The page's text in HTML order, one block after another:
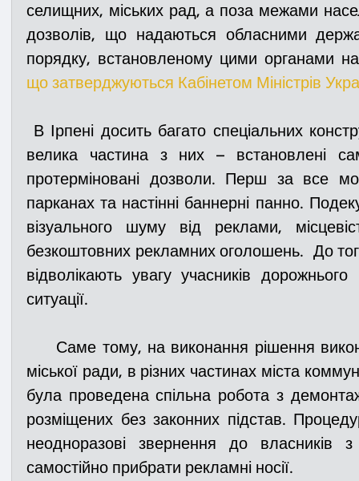
Медицина Новини ДТП
Адмінпротокол Свята Поліція
Війна Розмінування Добровільна
Курс спротиву Цивільний захист
Громадське формування
селищних, міських рад, а поза межами
дозволів, що надаються обласними
порядку, встановленому цими органами
що затверджуються Кабінетом Міністрів
велика частина з них – встановлені
протерміновані дозволи. Перш за все
парканах та настінні баннерні панно.
візуального шуму від реклами,
безкоштовних рекламних оголошень.  До
відволікають увагу учасників
ситуації.
міської ради, в різних частинах міста
була проведена спільна робота з
розміщених без законних підстав.
неодноразові звернення до власників
самостійно прибрати рекламні носії.